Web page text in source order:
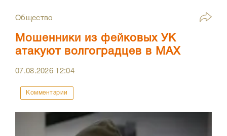
Общество
Мошенники из фейковых УК
атакуют волгоградцев в МАХ
07.08.2026 12:04
Комментарии